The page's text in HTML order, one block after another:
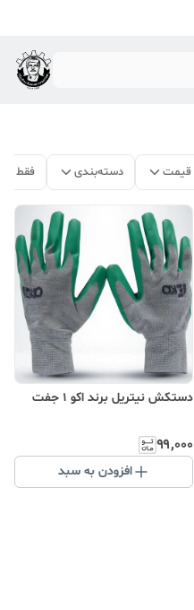
قیمت دسته‌بندی فقط
دستکش نیتریل برند اکو 1 جفت
۹۹٬۰۰۰
افزودن به سبد